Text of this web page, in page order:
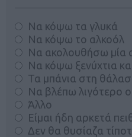
Να κόψω τα γλυκά
Να κόψω το αλκοόλ
Να ακολουθήσω μία
Να κόψω ξενύχτια
Τα μπάνια στη
Να βλέπω λιγότερο
Άλλο
Είμαι ήδη αρκετά
Δεν θα θυσίαζα